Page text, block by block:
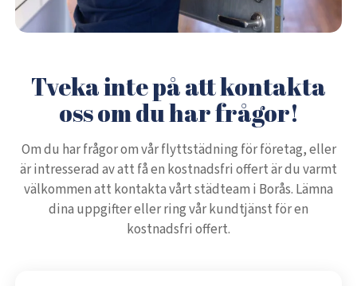
Tveka inte på att kontakta
oss om du har frågor!
Om du har frågor om vår flyttstädning för företag, eller
är intresserad av att få en kostnadsfri offert är du varmt
välkommen att kontakta vårt städteam i Borås. Lämna
dina uppgifter eller ring vår kundtjänst för en
kostnadsfri offert.